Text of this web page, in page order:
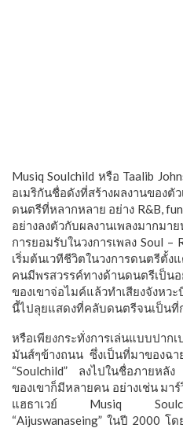
Musiq Soulchild หรือ Taalib
อเมริกันชื่อดังที่สร้างผลงานของตั
ดนตรีที่หลากหลาย อย่าง R&B,
อย่างลงตัวกับผลงานเพลงมากม
การยอมรับในวงการเพลง Soul
เริ่มต้นเวทีชีวิตในวงการดนตรีตั้
คนมีพรสวรรค์ทางด้านดนตรีเป็น
ของเขาจ่อไมค์แล้วทำเสียงจังห
นี้ไปลุยแสดงที่คลับดนตรีจนเป็นที่
หรือเพียงกระทั่งการเล่นแบบปา
มันส์ๆข้างถนน ซึ่งเป็นที่มาของฉา
“Soulchild” ลงไปในชื่อภายห
ของเขาก็มีหลายคน อย่างเช่น มา
แฮธาเวย์ Musiq
“Aijuswanaseing” ในปี 2000 โ